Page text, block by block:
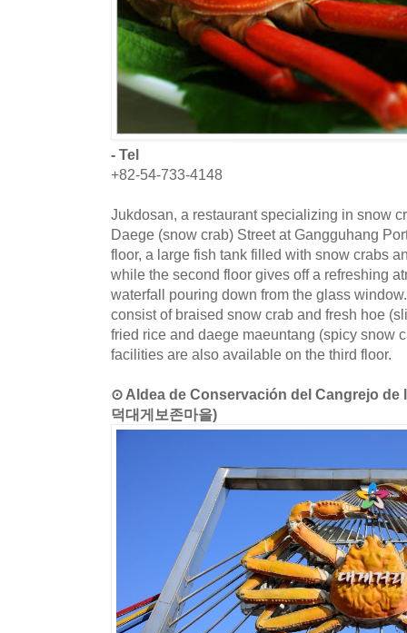
- Tel
+82-54-733-4148
Jukdosan, a restaurant specializing in snow
Daege (snow crab) Street at Gangguhang
floor, a large fish tank filled with snow crabs
while the second floor gives off a refreshing
waterfall pouring down from the glass
consist of braised snow crab and fresh hoe
fried rice and daege maeuntang (spicy snow
facilities are also available on the third floor.
⊙ Aldea de Conservación del Cangrejo de
덕대게보존마을)